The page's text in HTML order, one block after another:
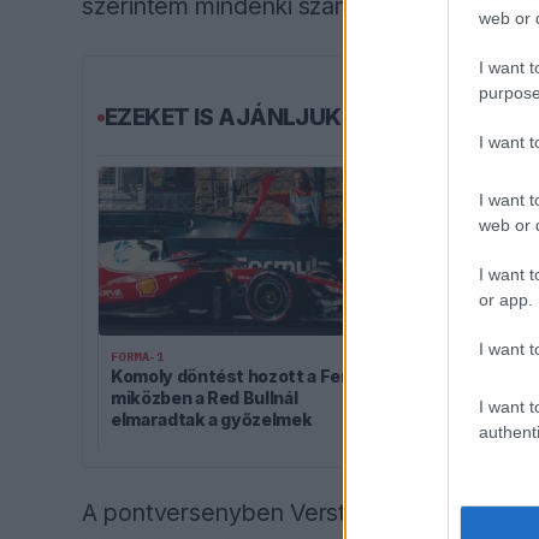
web or
I want
I want
I want
web or
I want
or app.
I want
I want
EZEKET IS AJÁNLJUK
FORMA-1
Komoly döntést hozott a Ferrari,
miközben a Red Bullnál
elmaradtak a győzelmek
Rendkívül
az Aston
A pontversenyben Verstappen hátránya